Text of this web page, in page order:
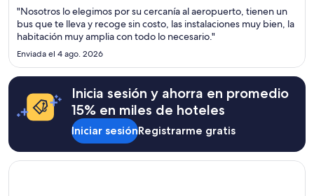
"Nosotros lo elegimos por su cercanía al aeropuerto, tienen un
bus que te lleva y recoge sin costo, las instalaciones muy bien, la
habitación muy amplia con todo lo necesario."
Enviada el 4 ago. 2026
Inicia sesión y ahorra en promedio
15% en miles de hoteles
Iniciar sesiónRegistrarme gratis
Se abrirá en una nueva ventana
Blooms Hotel